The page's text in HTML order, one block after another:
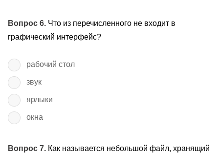
Вопрос 6. Что из перечисленного не входит в
графический интерфейс?
рабочий стол
звук
ярлыки
окна
Вопрос 7. Как называется небольшой файл, хранящий